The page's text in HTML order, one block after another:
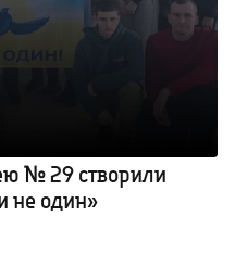
№ 29 створили
не один»